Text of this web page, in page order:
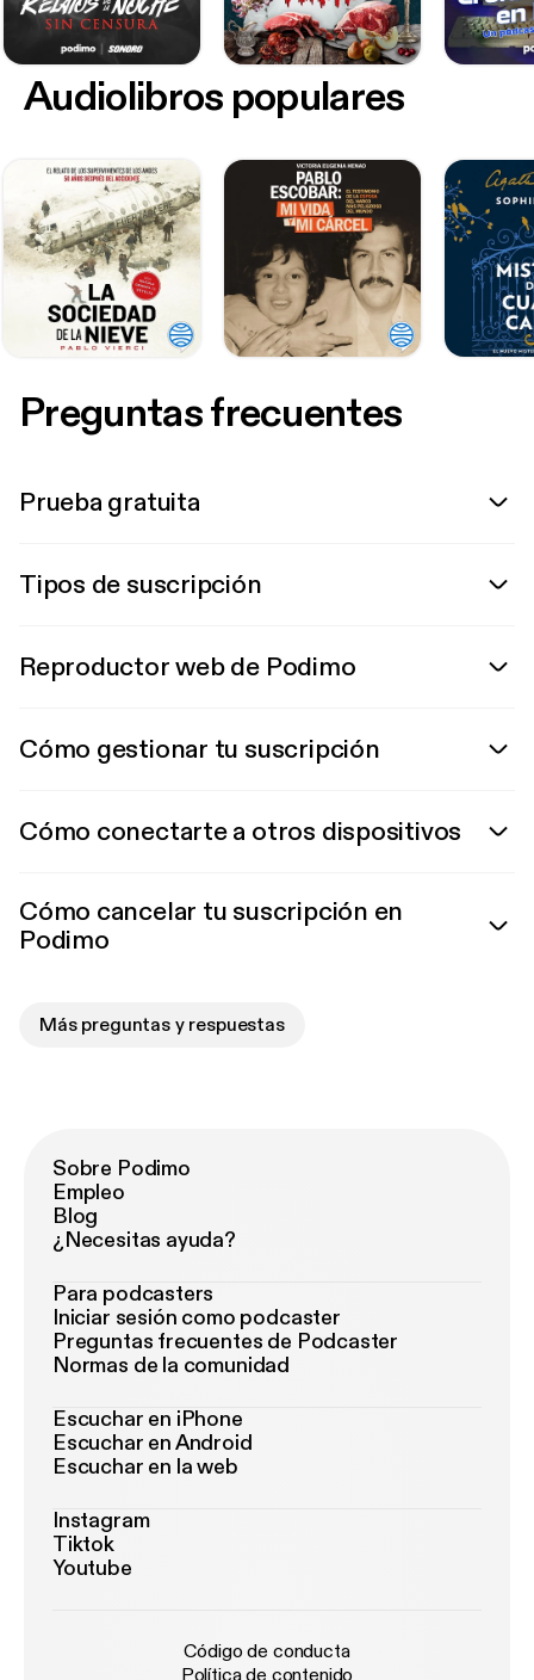
Audiolibros populares
Preguntas frecuentes
Prueba gratuita
Tipos de suscripción
Reproductor web de Podimo
Cómo gestionar tu suscripción
Cómo conectarte a otros dispositivos
Cómo cancelar tu suscripción en
Podimo
Más preguntas y respuestas
Sobre Podimo
Empleo
Blog
¿Necesitas ayuda?
Para podcasters
Iniciar sesión como podcaster
Preguntas frecuentes de Podcaster
Normas de la comunidad
Escuchar en iPhone
Escuchar en Android
Escuchar en la web
Instagram
Tiktok
Youtube
Código de conducta
Política de contenido